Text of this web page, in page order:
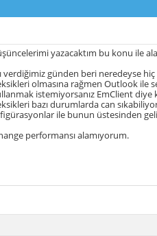
yazacaktım bu konu ile
verdiğimiz günden beri neredeyse
olmasına rağmen Outlook ile
istemiyorsanız EmClient
bazı durumlarda can
ile bunun üstesinden
performansı alamıyorum.